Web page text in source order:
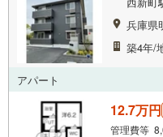
兵庫県
築4年/
アパート
12.7万円
管理費等